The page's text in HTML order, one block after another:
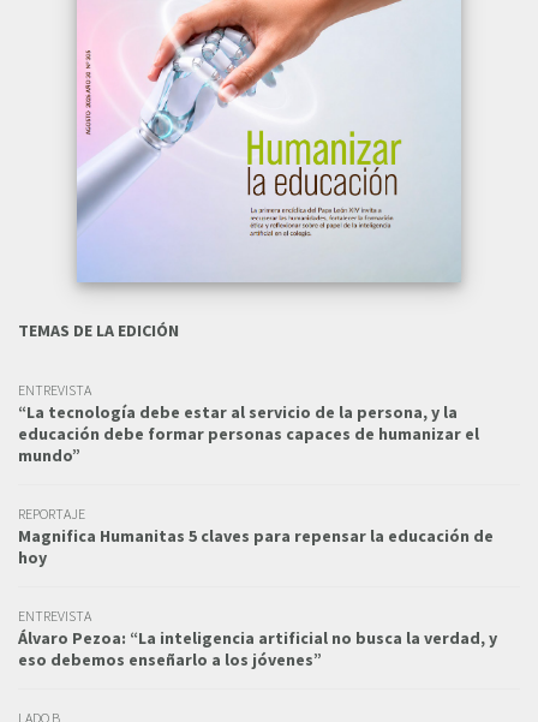
TEMAS DE LA EDICIÓN
ENTREVISTA
“La tecnología debe estar al servicio de la persona, y la
educación debe formar personas capaces de humanizar el
mundo”
REPORTAJE
Magnifica Humanitas 5 claves para repensar la educación de
hoy
ENTREVISTA
Álvaro Pezoa: “La inteligencia artificial no busca la verdad, y
eso debemos enseñarlo a los jóvenes”
LADO B